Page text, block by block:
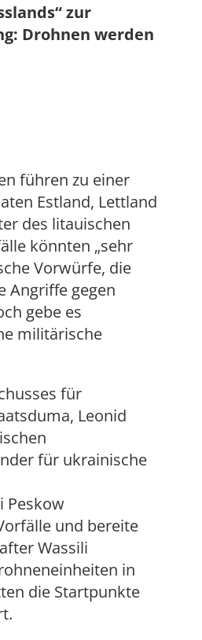
zur
Drohnen werden
führen zu einer
Estland, Lettland
des litauischen
könnten „sehr
Vorwürfe, die
Angriffe gegen
gebe es
militärische
für
Leonid
für ukrainische
Peskow
und bereite
Wassili
in
die Startpunkte